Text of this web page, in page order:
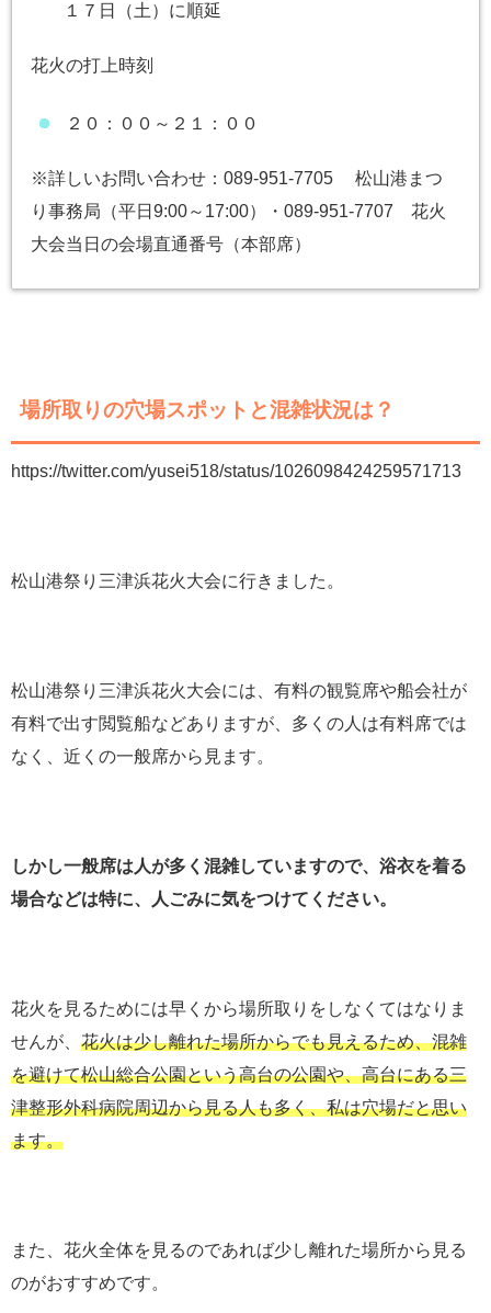
１７日（土）に順延
花火の打上時刻
２０：００～２１：００
※詳しいお問い合わせ：089-951-7705 松山港まつ
り事務局（平日9:00～17:00）・089-951-7707 花火
大会当日の会場直通番号（本部席）
場所取りの穴場スポットと混雑状況は？
https://twitter.com/yusei518/status/1026098424259571713
松山港祭り三津浜花火大会に行きました。
松山港祭り三津浜花火大会には、有料の観覧席や船会社が
有料で出す閲覧船などありますが、多くの人は有料席では
なく、近くの一般席から見ます。
しかし一般席は人が多く混雑していますので、浴衣を着る
場合などは特に、人ごみに気をつけてください。
花火を見るためには早くから場所取りをしなくてはなりま
せんが、 花火は少し離れた場所からでも見えるため、混雑
を避けて松山総合公園という高台の公園や、高台にある三
津整形外科病院周辺から見る人も多く、私は穴場だと思い
ます。
また、花火全体を見るのであれば少し離れた場所から見る
のがおすすめです。